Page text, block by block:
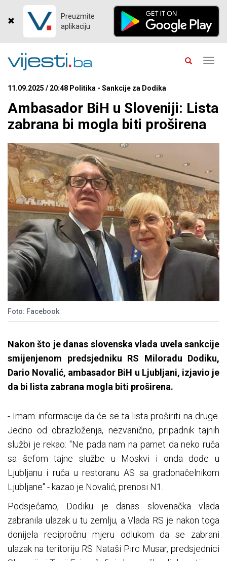
Preuzmite
aplikaciju
11.09.2025 / 20:48 Politika - Sankcije za Dodika
Ambasador BiH u Sloveniji: Lista
zabrana bi mogla biti proširena
Foto: Facebook
Nakon što je danas slovenska vlada uvela sankcije
smijenjenom predsjedniku RS Miloradu Dodiku,
Dario Novalić, ambasador BiH u Ljubljani, izjavio je
da bi lista zabrana mogla biti proširena.
- Imam informacije da će se ta lista proširiti na druge.
Jedno od obrazloženja, nezvanično, pripadnik tajnih
službi je rekao: "Ne pada nam na pamet da neko ruča
sa šefom tajne službe u Moskvi i onda dođe u
Ljubljanu i ruča u restoranu AS sa gradonačelnikom
Ljubljane" - kazao je Novalić, prenosi N1.
Podsjećamo, Dodiku je danas slovenačka vlada
zabranila ulazak u tu zemlju, a Vlada RS je nakon toga
donijela recipročnu mjeru odlukom da se zabrani
ulazak na teritoriju RS Nataši Pirc Musar, predsjednici